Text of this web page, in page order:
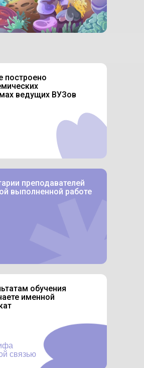
обучения
именной
связью
преподавателей
выполненной работе
построено
ведущих ВУЗов